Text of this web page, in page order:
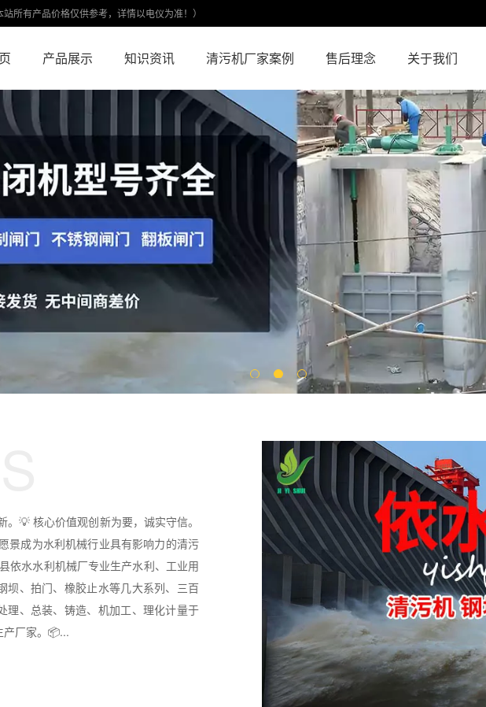
所有产品价格仅供参考，详情以电仪为准！）
产品展示 知识资讯 清污机厂家案例 售后理念 关于我们
💡 核心价值观创新为要，诚实守信。
景成为水利机械行业具有影响力的清污
依水水利机械厂专业生产水利、工业用
坝、拍门、橡胶止水等几大系列、三百
理、总装、铸造、机加工、理化计量于
产厂家。📦...